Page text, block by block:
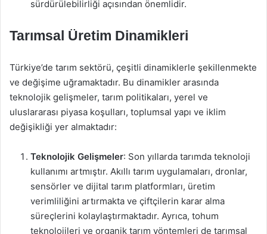
sürdürülebilirliği açısından önemlidir.
Tarımsal Üretim Dinamikleri
Türkiye’de tarım sektörü, çeşitli dinamiklerle şekillenmekte
ve değişime uğramaktadır. Bu dinamikler arasında
teknolojik gelişmeler, tarım politikaları, yerel ve
uluslararası piyasa koşulları, toplumsal yapı ve iklim
değişikliği yer almaktadır:
Teknolojik Gelişmeler: Son yıllarda tarımda teknoloji
kullanımı artmıştır. Akıllı tarım uygulamaları, dronlar,
sensörler ve dijital tarım platformları, üretim
verimliliğini artırmakta ve çiftçilerin karar alma
süreçlerini kolaylaştırmaktadır. Ayrıca, tohum
teknolojileri ve organik tarım yöntemleri de tarımsal